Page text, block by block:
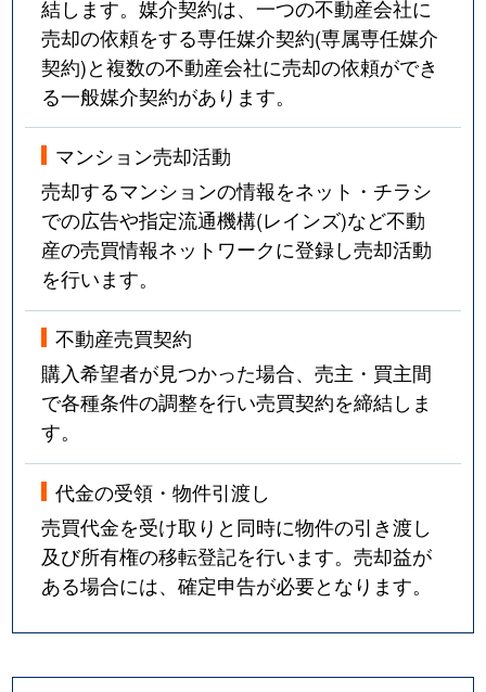
結します。媒介契約は、一つの不動産会社に
売却の依頼をする専任媒介契約(専属専任媒介
契約)と複数の不動産会社に売却の依頼ができ
る一般媒介契約があります。
マンション売却活動
売却するマンションの情報をネット・チラシ
での広告や指定流通機構(レインズ)など不動
産の売買情報ネットワークに登録し売却活動
を行います。
不動産売買契約
購入希望者が見つかった場合、売主・買主間
で各種条件の調整を行い売買契約を締結しま
す。
代金の受領・物件引渡し
売買代金を受け取りと同時に物件の引き渡し
及び所有権の移転登記を行います。売却益が
ある場合には、確定申告が必要となります。